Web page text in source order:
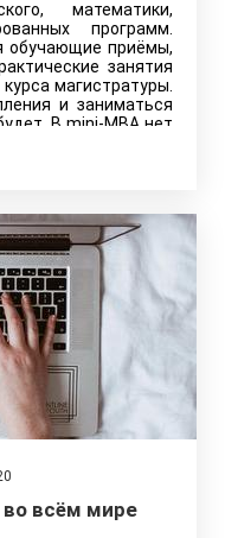
математики,
программ.
обучающие приёмы,
занятия
магистратуры.
и заниматься
В mini-MBA нет
для практики.
во всём мире